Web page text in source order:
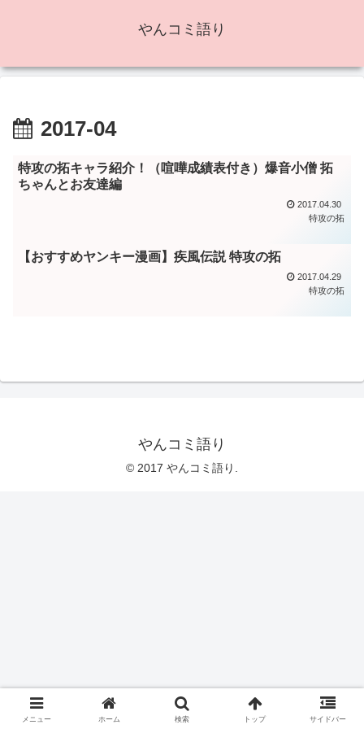
やんコミ語り
2017-04
特攻の拓キャラ紹介！（喧嘩成績表付き）爆音小僧 拓
ちゃんとお友達編
2017.04.30
特攻の拓
【おすすめヤンキー漫画】疾風伝説 特攻の拓
2017.04.29
特攻の拓
やんコミ語り
© 2017 やんコミ語り.
メニュー ホーム 検索 トップ サイドバー